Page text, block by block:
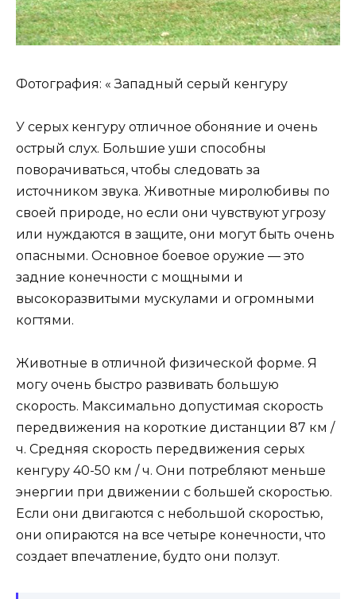
Фотография: « Западный серый кенгуру
У серых кенгуру отличное обоняние и очень
острый слух. Большие уши способны
поворачиваться, чтобы следовать за
источником звука. Животные миролюбивы по
своей природе, но если они чувствуют угрозу
или нуждаются в защите, они могут быть очень
опасными. Основное боевое оружие — это
задние конечности с мощными и
высокоразвитыми мускулами и огромными
когтями.
Животные в отличной физической форме. Я
могу очень быстро развивать большую
скорость. Максимально допустимая скорость
передвижения на короткие дистанции 87 км /
ч. Средняя скорость передвижения серых
кенгуру 40-50 км / ч. Они потребляют меньше
энергии при движении с большей скоростью.
Если они двигаются с небольшой скоростью,
они опираются на все четыре конечности, что
создает впечатление, будто они ползут.